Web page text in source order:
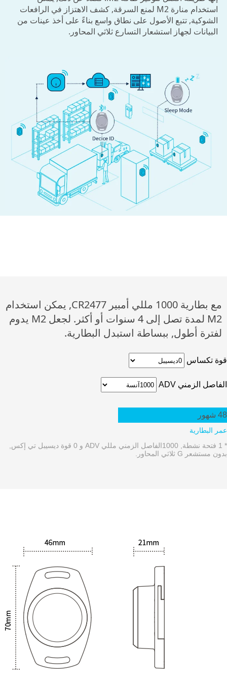
استخدام منارة M2 لمنع السرقة, كشف الاهتزاز في الرافعات
الشوكية, تتبع الأصول على نطاق واسع بناءً على أخذ عينات من
البيانات لجهاز استشعار التسارع ثلاثي المحاور.
مع بطارية 1000 مللي أمبير CR2477, يمكن استخدام
M2 لمدة تصل إلى 4 سنوات أو أكثر. لجعل M2 يدوم
لفترة أطول, ببساطة استبدل البطارية.
قوة تكساس
الفاصل الزمني ADV
48 شهور
عمر البطارية
* 1 فتحة نشطة, 1000الفاصل الزمني مللي ADV و 0 قوة ديسيبل تي إكس,
بدون مستشعر G ثلاثي المحاور.